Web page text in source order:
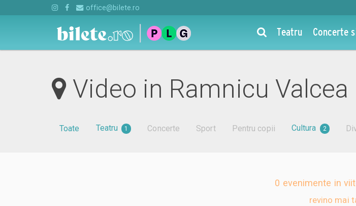
office@bilete.ro
Teatru Concerte
Video in Ramnicu Valcea
Toate Teatru 1 Concerte Sport Pentru copii Cultura 2
0 evenimente in
revino mai